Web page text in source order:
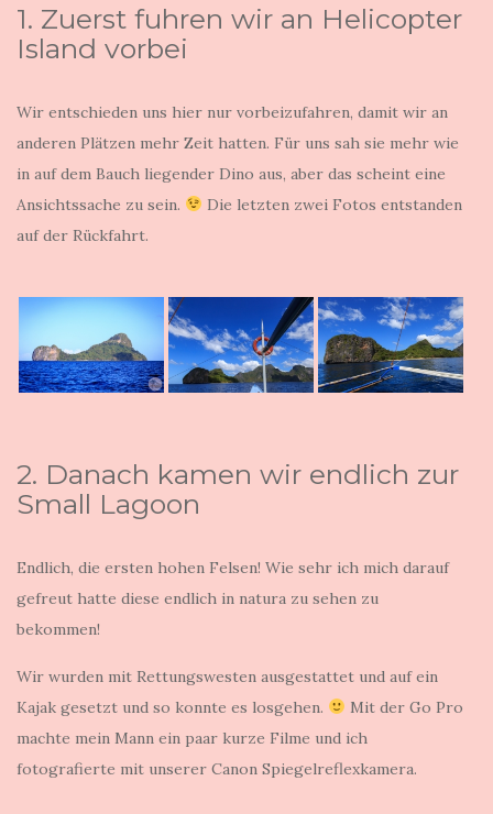
1. Zuerst fuhren wir an Helicopter
Island vorbei
Wir entschieden uns hier nur vorbeizufahren, damit wir an
anderen Plätzen mehr Zeit hatten. Für uns sah sie mehr wie
in auf dem Bauch liegender Dino aus, aber das scheint eine
Ansichtssache zu sein.
Die letzten zwei Fotos entstanden
auf der Rückfahrt.
2. Danach kamen wir endlich zur
Small Lagoon
Endlich, die ersten hohen Felsen! Wie sehr ich mich darauf
gefreut hatte diese endlich in natura zu sehen zu
bekommen!
Wir wurden mit Rettungswesten ausgestattet und auf ein
Kajak gesetzt und so konnte es losgehen.
Mit der Go Pro
machte mein Mann ein paar kurze Filme und ich
fotografierte mit unserer Canon Spiegelreflexkamera.